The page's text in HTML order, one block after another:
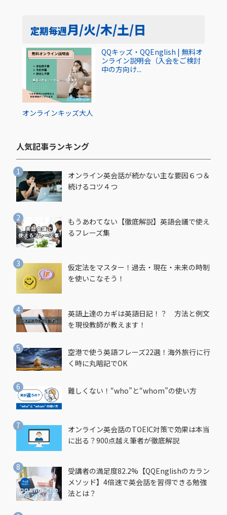
定期毎週月/火/木/土/日
オンラインキッズ大人
QQキッズ・QQEnglish | 無料オ
ンライン説明会（入会をご検討
中の方向け...
人気記事ランキング​
オンライン英会話が続かない主な要因６つ＆
続けるコツ４つ
もうあわてない【徹底解説】英語会議で使え
るフレーズ集
仮定法をマスター！過去・現在・未来の時制
を使いこなそう！
英語上達のカギは英語日記！？ 方法と例文
を現役教師が教えます！
空港で使う英語フレーズ22選！海外旅行に行
く時に丸暗記でOK
難しくない！“who”と“whom”の使い方
オンライン英会話のTOEIC対策で効果は本当
に出る？900点越え筆者が徹底解説
受講者の満足度82.2%【QQEnglishのカラン
メソッド】4倍速で英会話を習得できる勉強
法とは？